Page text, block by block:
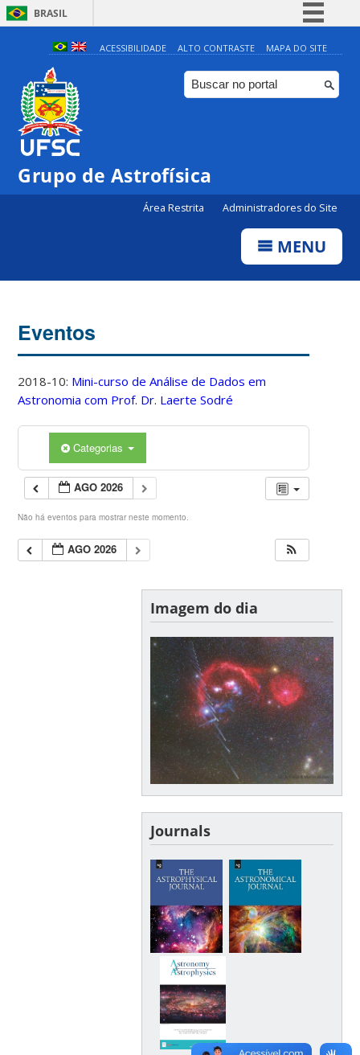
BRASIL
Simplifique!
Comunica BR
Participe
ACESSIBILIDADE ALTO CONTRASTE MAPA DO SITE
Grupo de Astrofísica
Área Restrita Administradores do Site
MENU
Eventos
2018-10: Mini-curso de Análise de Dados em
Astronomia com Prof. Dr. Laerte Sodré
Categorias
AGO 2026
Não há eventos para mostrar neste momento.
AGO 2026
Imagem do dia
Journals